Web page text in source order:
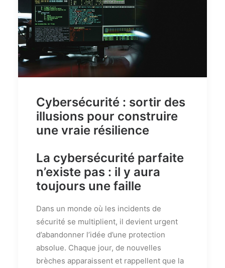
Cybersécurité : sortir des
illusions pour construire
une vraie résilience
La cybersécurité parfaite
n’existe pas : il y aura
toujours une faille
Dans un monde où les incidents de
sécurité se multiplient, il devient urgent
d’abandonner l’idée d’une protection
absolue. Chaque jour, de nouvelles
brèches apparaissent et rappellent que la